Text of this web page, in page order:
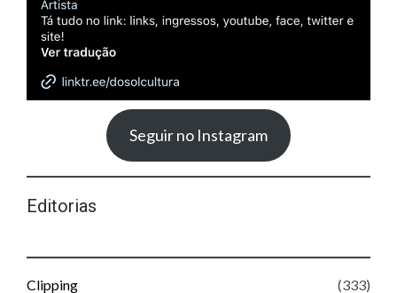
Seguir no Instagram
Editorias
Clipping (333)